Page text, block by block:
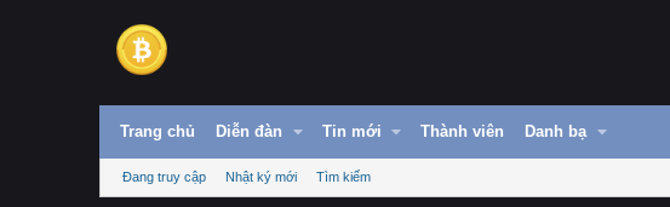
Trang chủ Diễn đàn Tin mới Thành viên Danh bạ
Đang truy cập Nhật ký mới Tìm kiếm